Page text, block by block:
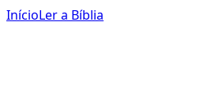
InícioLer a Bíblia